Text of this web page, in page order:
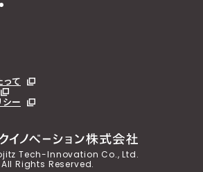
って
シー
Tech-Innovation Co., Ltd.
All Rights Reserved.